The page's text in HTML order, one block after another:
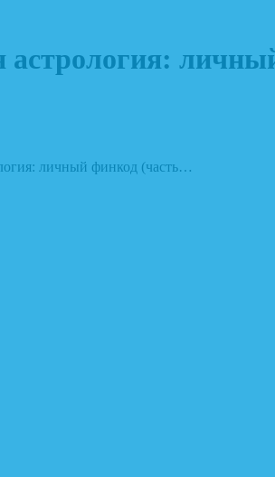
астрология:
личный финкод (часть…